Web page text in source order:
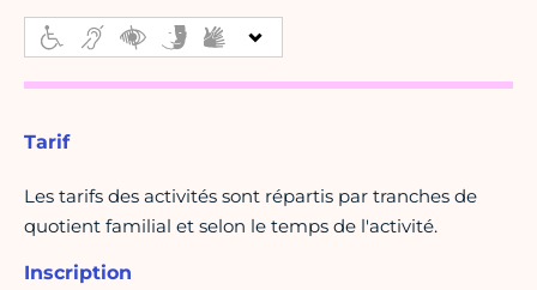
Tarif
Les tarifs des activités sont répartis par tranches de
quotient familial et selon le temps de l'activité.
Inscription